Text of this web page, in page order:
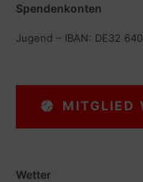
Spendenkonten
Jugend – IBAN: DE32
MITGLIED
Wetter